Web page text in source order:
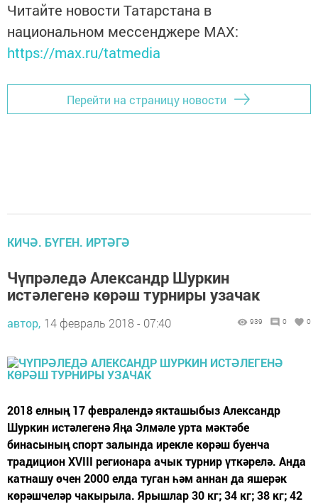
Читайте новости Татарстана в
национальном мессенджере MАХ:
https://max.ru/tatmedia
Перейти на страницу новости
КИЧӘ. БҮГЕН. ИРТӘГӘ
Чүпрәледә Александр Шуркин
истәлегенә көрәш турниры узачак
автор, 14 февраль 2018 - 07:40 939 0 0
2018 елның 17 февралендә якташыбыз Александр
Шуркин истәлегенә Яңа Элмәле урта мәктәбе
бинасының спорт залында ирекле көрәш буенча
традицион XVIII регионара ачык турнир үткәрелә. Анда
катнашу өчен 2000 елда туган һәм аннан да яшерәк
көрәшчеләр чакырыла. Ярышлар 30 кг; 34 кг; 38 кг; 42